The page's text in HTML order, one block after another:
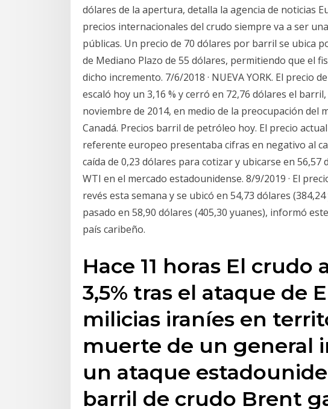
dólares de la apertura, detalla la agencia de noticias
precios internacionales del crudo siempre va a ser
públicas. Un precio de 70 dólares por barril se ubica
de Mediano Plazo de 55 dólares, permitiendo que el
dicho incremento. 7/6/2018 · NUEVA YORK. El precio
escaló hoy un 3,16 % y cerró en 72,76 dólares el
noviembre de 2014, en medio de la preocupación del
Canadá. Precios barril de petróleo hoy. El precio
referente europeo presentaba cifras en negativo al
caída de 0,23 dólares para cotizar y ubicarse en
WTI en el mercado estadounidense. 8/9/2019 · El
revés esta semana y se ubicó en 54,73 dólares
pasado en 58,90 dólares (405,30 yuanes), informó
país caribeño.
Hace 11 horas El
3,5% tras el ataque de
milicias iraníes en
muerte de un general
un ataque
barril de crudo Brent